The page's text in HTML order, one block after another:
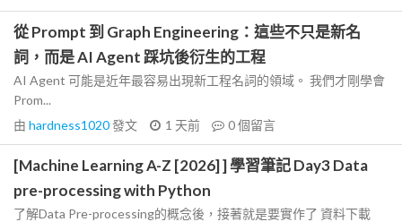
從 Prompt 到 Graph Engineering：這些不只是新名
詞，而是 AI Agent 踩坑後衍生的工程
AI Agent 可能是近年最容易出現新工程名詞的領域。 我們才剛學會
Prom...
由 hardness1020發文 1 天前 0個留言
[Machine Learning A-Z [2026] ] 學習筆記 Day3 Data
pre-processing with Python
了解Data Pre-processing的概念後，接著就是要實作了 資料下載